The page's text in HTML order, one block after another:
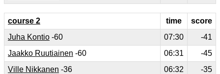
course 2 time
score
Juha Kontio -60 07:30
-41
Jaakko Ruutiainen -60 06:31
-45
Ville Nikkanen -36 06:32 -35